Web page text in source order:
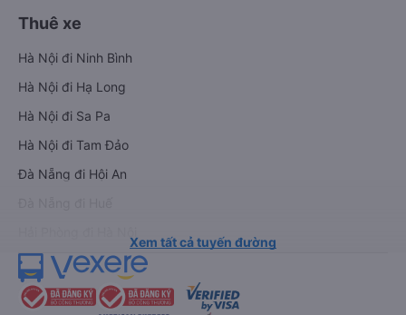
Thuê xe
Hà Nội đi Ninh Bình
Hà Nội đi Hạ Long
Hà Nội đi Sa Pa
Hà Nội đi Tam Đảo
Đà Nẵng đi Hội An
Xem tất cả tuyến đường